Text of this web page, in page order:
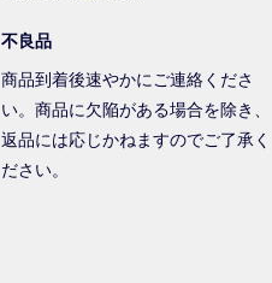
不良品
商品到着後速やかにご連絡くださ
い。商品に欠陥がある場合を除き、
返品には応じかねますのでご了承く
ださい。